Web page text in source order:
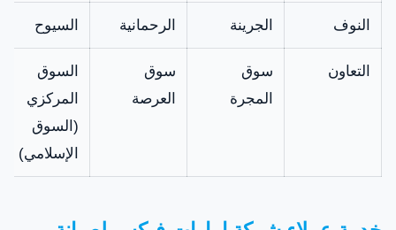
النوف الجرينة الرحمانية السيوح
التعاون
سوق
المجرة
سوق
العرصة
السوق
المركزي
(السوق
الإسلامي)